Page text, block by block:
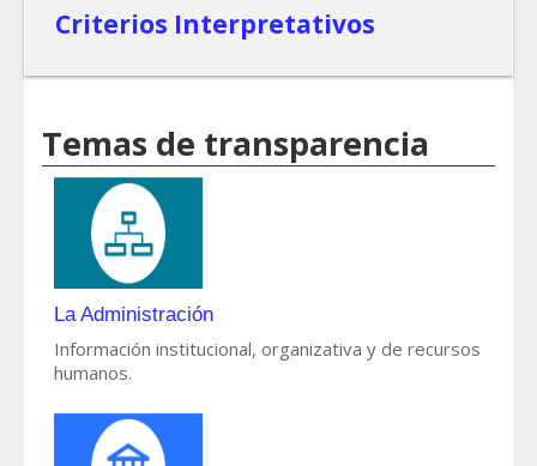
Criterios Interpretativos
Temas de transparencia
La Administración
Información institucional, organizativa y de recursos
humanos.